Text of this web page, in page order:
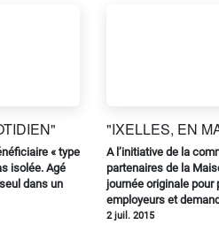
« type
isolée. Agé
dans un
"IXELLES, EN
A l’initiative de la
partenaires de la
journée originale pour
employeurs et
2 juil. 2015